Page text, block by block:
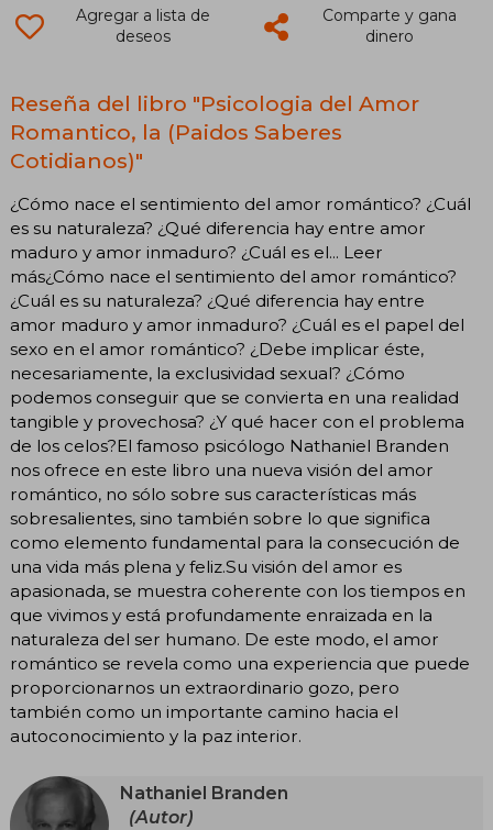
Agregar a lista de
deseos
Comparte y gana
dinero
Reseña del libro "Psicologia del Amor
Romantico, la (Paidos Saberes
Cotidianos)"
¿Cómo nace el sentimiento del amor romántico? ¿Cuál
es su naturaleza? ¿Qué diferencia hay entre amor
maduro y amor inmaduro? ¿Cuál es el... Leer
más¿Cómo nace el sentimiento del amor romántico?
¿Cuál es su naturaleza? ¿Qué diferencia hay entre
amor maduro y amor inmaduro? ¿Cuál es el papel del
sexo en el amor romántico? ¿Debe implicar éste,
necesariamente, la exclusividad sexual? ¿Cómo
podemos conseguir que se convierta en una realidad
tangible y provechosa? ¿Y qué hacer con el problema
de los celos?El famoso psicólogo Nathaniel Branden
nos ofrece en este libro una nueva visión del amor
romántico, no sólo sobre sus características más
sobresalientes, sino también sobre lo que significa
como elemento fundamental para la consecución de
una vida más plena y feliz.Su visión del amor es
apasionada, se muestra coherente con los tiempos en
que vivimos y está profundamente enraizada en la
naturaleza del ser humano. De este modo, el amor
romántico se revela como una experiencia que puede
proporcionarnos un extraordinario gozo, pero
también como un importante camino hacia el
autoconocimiento y la paz interior.
Nathaniel Branden
(Autor)